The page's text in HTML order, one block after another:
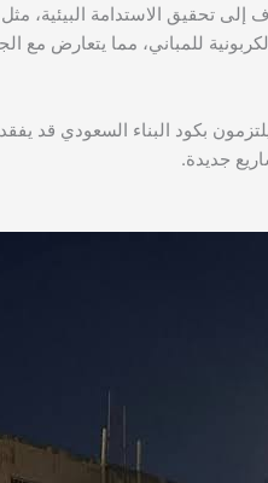
تحقيق الاستدامة البيئية،
للمباني، مما يتعارض مع
بكود البناء السعودي قد
جديدة.